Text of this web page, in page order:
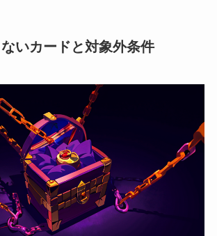
ないカードと対象外条件